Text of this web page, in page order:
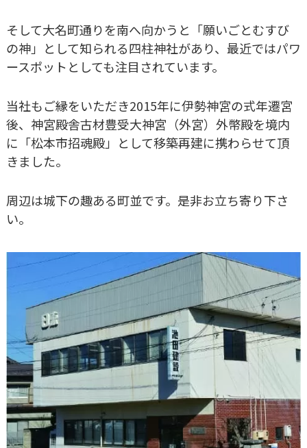
そして大名町通りを南へ向かうと「願いごとむすび
の神」として知られる四柱神社があり、最近ではパワ
ースポットとしても注目されています。
当社もご縁をいただき2015年に伊勢神宮の式年遷宮
後、神宮殿舎古材豊受大神宮（外宮）外幣殿を境内
に「松本市招魂殿」として移築再建に携わらせて頂
きました。
周辺は城下の趣ある町並です。是非お立ち寄り下さ
い。